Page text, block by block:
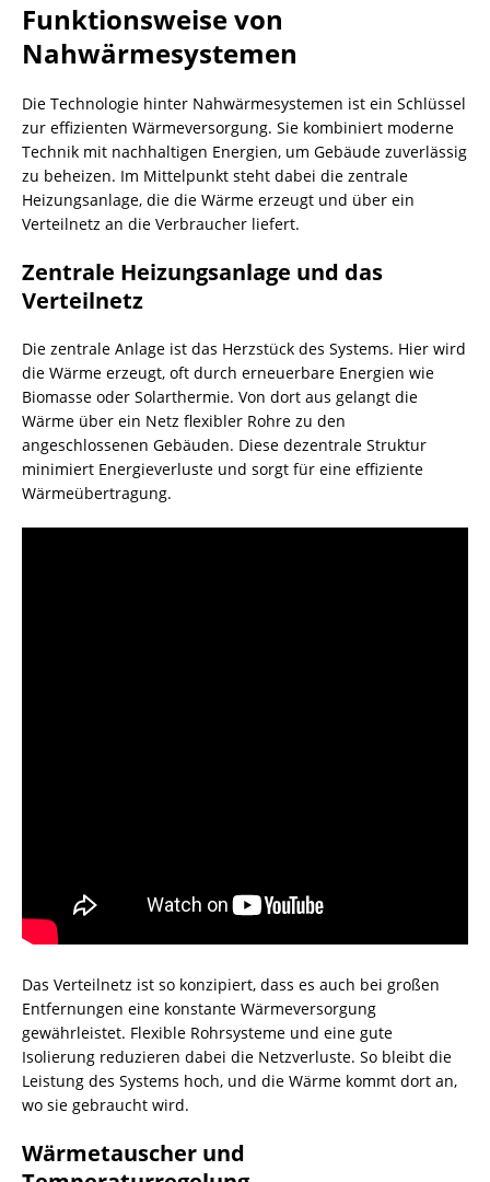
Funktionsweise von
Nahwärmesystemen
Die Technologie hinter Nahwärmesystemen ist ein Schlüssel
zur effizienten Wärmeversorgung. Sie kombiniert moderne
Technik mit nachhaltigen Energien, um Gebäude zuverlässig
zu beheizen. Im Mittelpunkt steht dabei die zentrale
Heizungsanlage, die die Wärme erzeugt und über ein
Verteilnetz an die Verbraucher liefert.
Zentrale Heizungsanlage und das
Verteilnetz
Die zentrale Anlage ist das Herzstück des Systems. Hier wird
die Wärme erzeugt, oft durch erneuerbare Energien wie
Biomasse oder Solarthermie. Von dort aus gelangt die
Wärme über ein Netz flexibler Rohre zu den
angeschlossenen Gebäuden. Diese dezentrale Struktur
minimiert Energieverluste und sorgt für eine effiziente
Wärmeübertragung.
Das Verteilnetz ist so konzipiert, dass es auch bei großen
Entfernungen eine konstante Wärmeversorgung
gewährleistet. Flexible Rohrsysteme und eine gute
Isolierung reduzieren dabei die Netzverluste. So bleibt die
Leistung des Systems hoch, und die Wärme kommt dort an,
wo sie gebraucht wird.
Wärmetauscher und